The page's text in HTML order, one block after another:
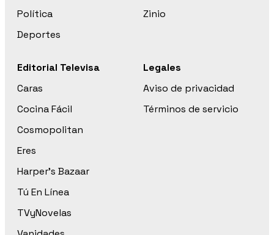
Política
Deportes
Zinio
Editorial Televisa
Caras
Cocina Fácil
Cosmopolitan
Eres
Harper’s Bazaar
Tú En Línea
TVyNovelas
Legales
Aviso de privacidad
Términos de servicio